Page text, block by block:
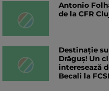
Antonio
de la CFR
Destinație
Drăguș! Un
interesează
Becali la